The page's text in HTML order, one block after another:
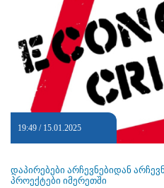
19:49 / 15.01.2025
დაპირებები არჩევნებიდან
პროექტები იმერეთში